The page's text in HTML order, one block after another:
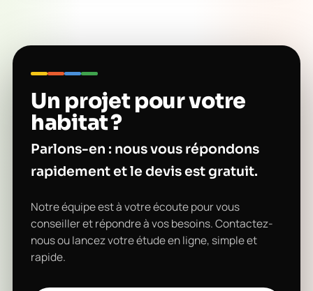
Un projet pour votre
habitat ?
Parlons-en : nous vous répondons
rapidement et le devis est gratuit.
Notre équipe est à votre écoute pour vous
conseiller et répondre à vos besoins. Contactez-
nous ou lancez votre étude en ligne, simple et
rapide.